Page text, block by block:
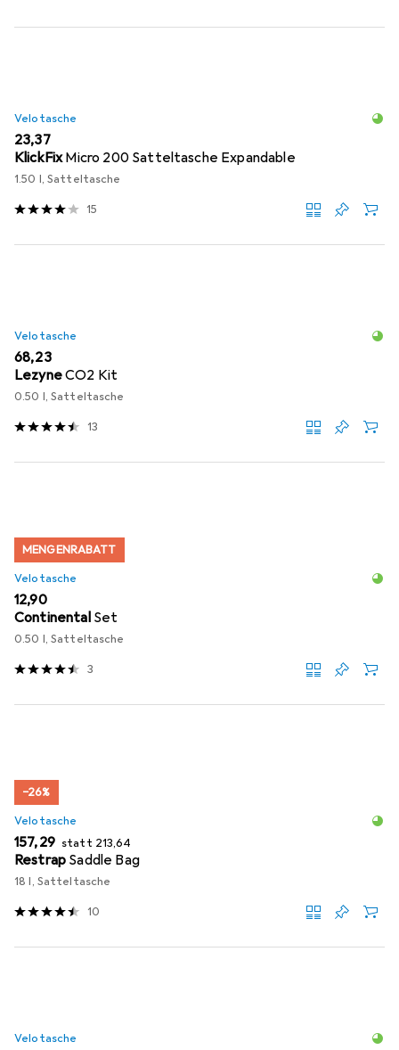
Velotasche
EUR
23,37
KlickFixMicro 200 Satteltasche Expandable
1.50 l, Satteltasche
15
Velotasche
EUR
68,23
LezyneCO2 Kit
0.50 l, Satteltasche
13
MENGENRABATT
Velotasche
EUR
12,90
Continental Set
0.50 l, Satteltasche
3
−26%
Velotasche
EUR
157,29 statt EUR
213,64
Restrap Saddle Bag
18 l, Satteltasche
10
Velotasche